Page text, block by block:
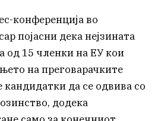
конференција во
појасни дека нејзината
од 15 членки на ЕУ кои
на преговарачките
кандидатки да се одвива со
додека